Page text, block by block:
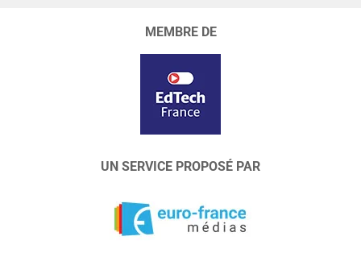
MEMBRE DE
UN SERVICE PROPOSÉ PAR